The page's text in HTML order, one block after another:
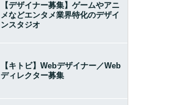
【デザイナー募集】ゲームやアニ
メなどエンタメ業界特化のデザイ
ンスタジオ
【キトビ】Webデザイナー／Web
ディレクター募集